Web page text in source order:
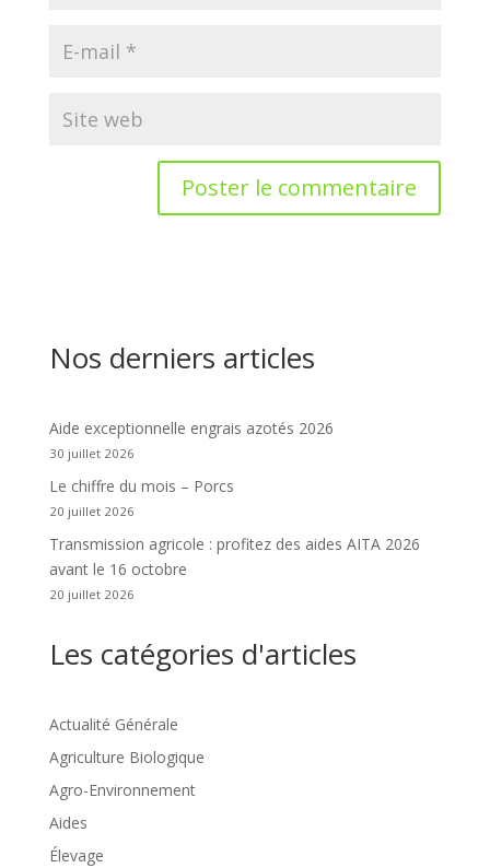
Nos derniers articles
Aide exceptionnelle engrais azotés 2026
30 juillet 2026
Le chiffre du mois – Porcs
20 juillet 2026
Transmission agricole : profitez des aides AITA 2026
avant le 16 octobre
20 juillet 2026
Les catégories d'articles
Actualité Générale
Agriculture Biologique
Agro-Environnement
Aides
Élevage